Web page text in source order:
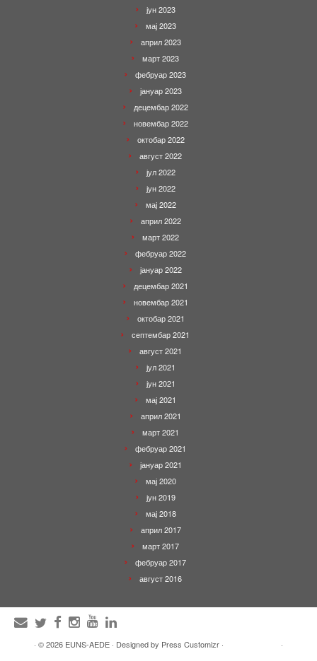
јун 2023
мај 2023
април 2023
март 2023
фебруар 2023
јануар 2023
децембар 2022
новембар 2022
октобар 2022
август 2022
јул 2022
јун 2022
мај 2022
април 2022
март 2022
фебруар 2022
јануар 2022
децембар 2021
новембар 2021
октобар 2021
септембар 2021
август 2021
јул 2021
јун 2021
мај 2021
април 2021
март 2021
фебруар 2021
јануар 2021
мај 2020
јун 2019
мај 2018
април 2017
март 2017
фебруар 2017
август 2016
· © 2026 EUNS-AEDE · Designed by Press Customizr · ·